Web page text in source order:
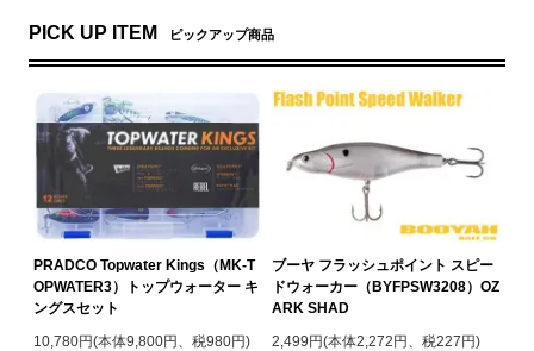
PICK UP ITEM ピックアップ商品
PRADCO Topwater Kings（MK-T
OPWATER3）トップウォーター キ
ングスセット
10,780円(本体9,800円、税980円)
ブーヤ フラッシュポイント スピー
ドウォーカー（BYFPSW3208）OZ
ARK SHAD
2,499円(本体2,272円、税227円)